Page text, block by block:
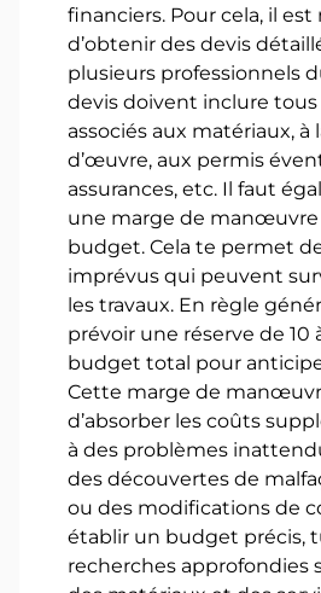
financiers. Pour cela, il
d’obtenir des devis
plusieurs professionnels
devis doivent inclure tous
associés aux matériaux, à
d’œuvre, aux permis
assurances, etc. Il faut
une marge de manœuvre
budget. Cela te permet
imprévus qui peuvent
les travaux. En règle
prévoir une réserve de 10
budget total pour
Cette marge de
d’absorber les coûts
à des problèmes
des découvertes de
ou des modifications de
établir un budget précis,
recherches approfondies